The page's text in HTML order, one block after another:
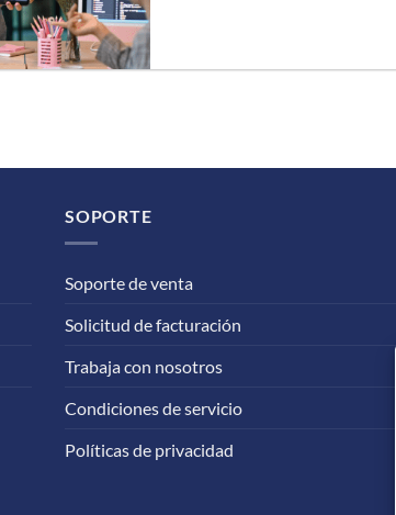
SOPORTE
Soporte de venta
Solicitud de facturación
Trabaja con nosotros
Condiciones de servicio
Políticas de privacidad